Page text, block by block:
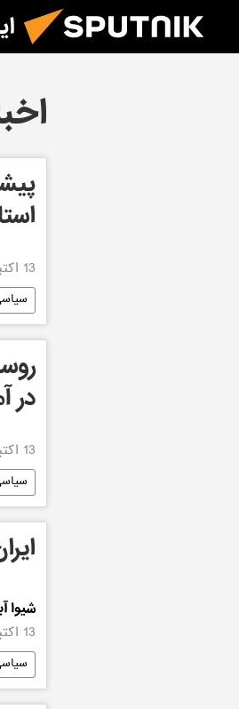
اخبار
13 اکتبر 2020, 23:36
در
13 اکتبر 2020, 22:55
شیوا
13 اکتبر 2020, 22:04